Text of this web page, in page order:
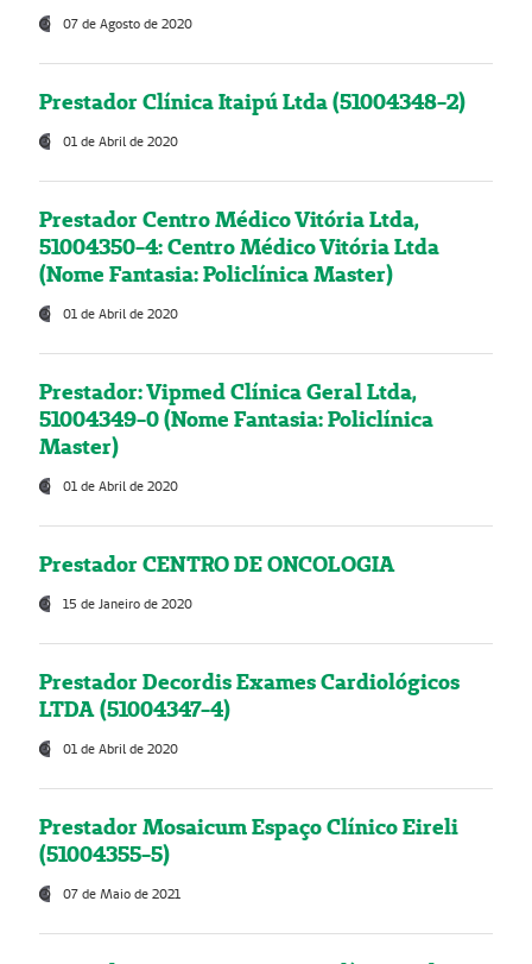
07 de Agosto de 2020
Prestador Clínica Itaipú Ltda (51004348-2)
01 de Abril de 2020
Prestador Centro Médico Vitória Ltda,
51004350-4: Centro Médico Vitória Ltda
(Nome Fantasia: Policlínica Master)
01 de Abril de 2020
Prestador: Vipmed Clínica Geral Ltda,
51004349-0 (Nome Fantasia: Policlínica
Master)
01 de Abril de 2020
Prestador CENTRO DE ONCOLOGIA
15 de Janeiro de 2020
Prestador Decordis Exames Cardiológicos
LTDA (51004347-4)
01 de Abril de 2020
Prestador Mosaicum Espaço Clínico Eireli
(51004355-5)
07 de Maio de 2021